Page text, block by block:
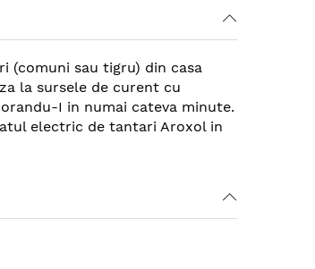
(comuni sau tigru) din casa
la sursele de curent cu
I in numai cateva minute.
electric de tantari Aroxol in